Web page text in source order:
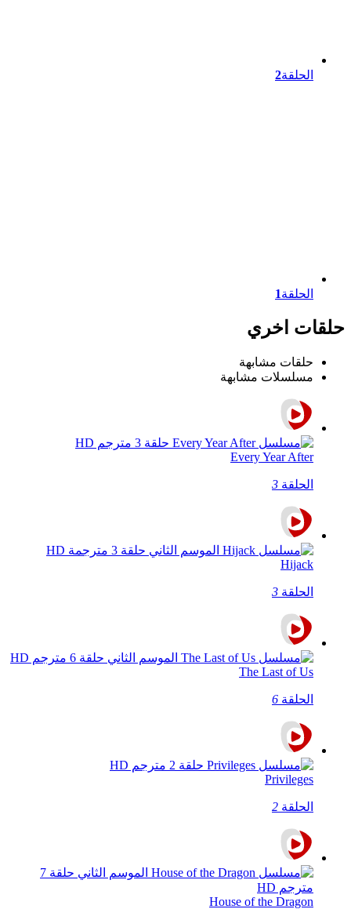
الحلقة2
الحلقة1
حلقات اخري
حلقات مشابهة
مسلسلات مشابهة
Every Year After
الحلقة 3
Hijack
الحلقة 3
The Last of Us
الحلقة 6
Privileges
الحلقة 2
House of the Dragon